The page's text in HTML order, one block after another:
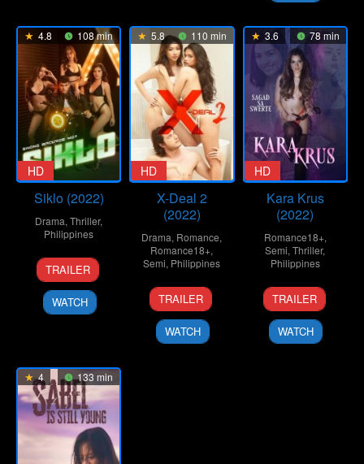
4.8 108 min
HD
Siklo (2022)
Drama,Thriller,
Philippines
7
Jan
2022
Roman
Perez
Jr.
TRAILER
WATCH
5.8 110 min
HD
X-Deal 2
(2022)
Drama, Romance,
Romance18+,
Semi, Philippines
25
Mar
2022
Lawrence
Fajardo
TRAILER
WATCH
3.6 78 min
HD
Kara Krus
(2022)
Romance18+,
Semi,Thriller,
Philippines
4
Nov
2022
G.B.
Sampedro
TRAILER
WATCH
4 133 min